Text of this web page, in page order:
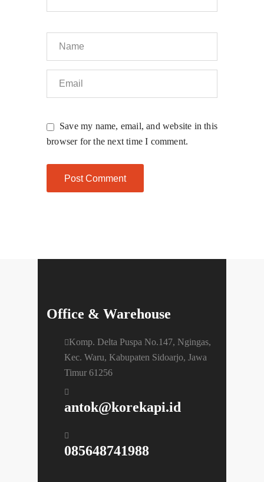
Save my name, email, and website in this
browser for the next time I comment.
Office & Warehouse
Komp. Delta Puspa No.147, Ngingas,
Kec. Waru, Kabupaten Sidoarjo, Jawa
Timur 61256
antok@korekapi.id
085648741988